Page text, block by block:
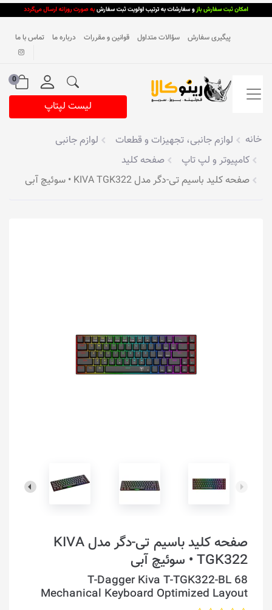
پیگیری سفارش سؤالات متداول قوانین و مقررات درباره ما تماس با ما
0
لیست لپتاپ
خانه لوازم جانبی، تجهیزات و قطعات
لوازم جانبی
کامپیوتر و لپ تاپ
صفحه کلید
صفحه کلید باسیم تی-دگر مدل KIVA TGK322 • سوئیچ آبی
صفحه کلید باسیم تی-دگر مدل KIVA
TGK322 • سوئیچ آبی
T-Dagger Kiva T-TGK322-BL 68
Mechanical Keyboard Optimized Layout